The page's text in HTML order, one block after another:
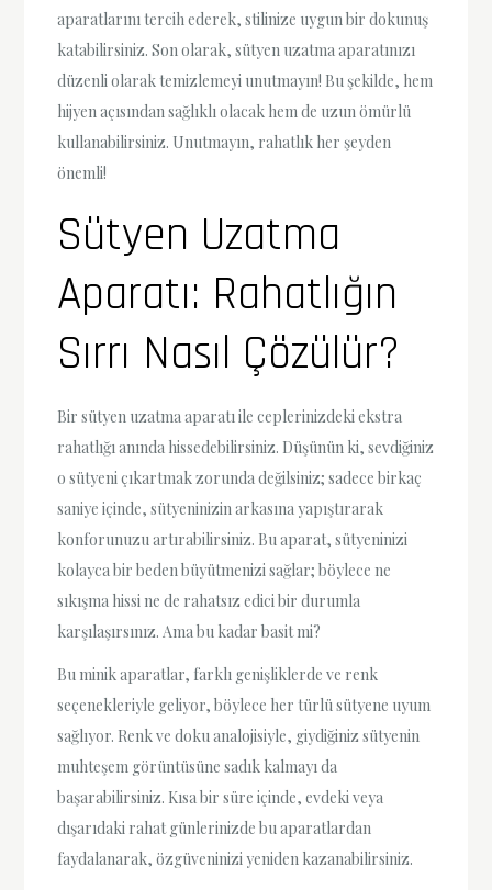
aparatlarını tercih ederek, stilinize uygun bir dokunuş
katabilirsiniz. Son olarak, sütyen uzatma aparatınızı
düzenli olarak temizlemeyi unutmayın! Bu şekilde, hem
hijyen açısından sağlıklı olacak hem de uzun ömürlü
kullanabilirsiniz. Unutmayın, rahatlık her şeyden
önemli!
Sütyen Uzatma
Aparatı: Rahatlığın
Sırrı Nasıl Çözülür?
Bir sütyen uzatma aparatı ile ceplerinizdeki ekstra
rahatlığı anında hissedebilirsiniz. Düşünün ki, sevdiğiniz
o sütyeni çıkartmak zorunda değilsiniz; sadece birkaç
saniye içinde, sütyeninizin arkasına yapıştırarak
konforunuzu artırabilirsiniz. Bu aparat, sütyeninizi
kolayca bir beden büyütmenizi sağlar; böylece ne
sıkışma hissi ne de rahatsız edici bir durumla
karşılaşırsınız. Ama bu kadar basit mi?
Bu minik aparatlar, farklı genişliklerde ve renk
seçenekleriyle geliyor, böylece her türlü sütyene uyum
sağlıyor. Renk ve doku analojisiyle, giydiğiniz sütyenin
muhteşem görüntüsüne sadık kalmayı da
başarabilirsiniz. Kısa bir süre içinde, evdeki veya
dışarıdaki rahat günlerinizde bu aparatlardan
faydalanarak, özgüveninizi yeniden kazanabilirsiniz.